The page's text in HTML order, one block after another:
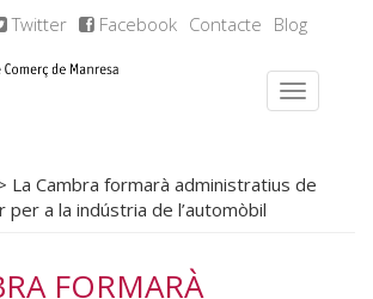
Twitter Facebook Contacte Blog
La Cambra formarà administratius de
a la indústria de l’automòbil
FORMARÀ